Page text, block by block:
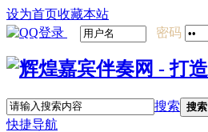
设为首页收藏本站
密码
搜索 搜索
快捷导航